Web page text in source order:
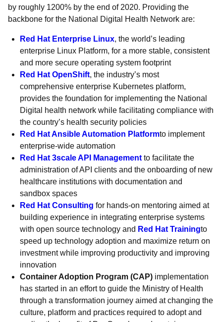
by roughly 1200% by the end of 2020. Providing the
backbone for the National Digital Health Network are:
Red Hat Enterprise Linux, the world’s leading
enterprise Linux Platform, for a more stable, consistent
and more secure operating system footprint
Red Hat OpenShift, the industry’s most
comprehensive enterprise Kubernetes platform,
provides the foundation for implementing the National
Digital health network while facilitating compliance with
the country’s health security policies
Red Hat Ansible Automation Platformto implement
enterprise-wide automation
Red Hat 3scale API Management to facilitate the
administration of API clients and the onboarding of new
healthcare institutions with documentation and
sandbox spaces
Red Hat Consulting for hands-on mentoring aimed at
building experience in integrating enterprise systems
with open source technology and Red Hat Trainingto
speed up technology adoption and maximize return on
investment while improving productivity and improving
innovation
Container Adoption Program (CAP) implementation
has started in an effort to guide the Ministry of Health
through a transformation journey aimed at changing the
culture, platform and practices required to adopt and